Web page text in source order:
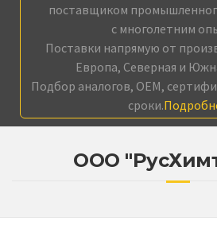
поставщиком
с многолетним
Поставки напрямую от
Европа, Северная и
Подбор аналогов, OEM,
сроки.
ООО